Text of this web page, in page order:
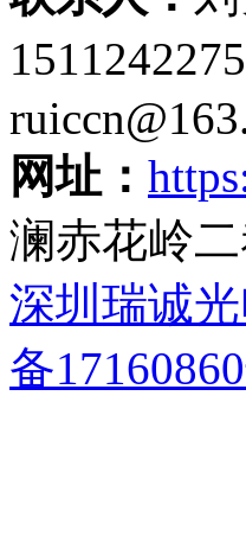
网址：
澜赤花岭
深圳瑞诚
备